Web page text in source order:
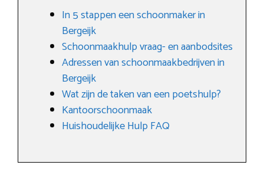
In 5 stappen een schoonmaker in
Bergeijk
Schoonmaakhulp vraag- en aanbodsites
Adressen van schoonmaakbedrijven in
Bergeijk
Wat zijn de taken van een poetshulp?
Kantoorschoonmaak
Huishoudelijke Hulp FAQ